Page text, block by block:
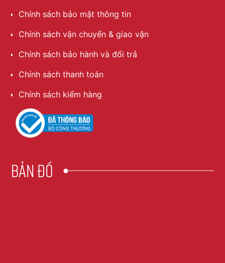
Chính sách bảo mật thông tin
Chính sách vận chuyển & giao vận
Chính sách bảo hành và đổi trả
Chính sách thanh toán
Chính sách kiểm hàng
Bản đồ